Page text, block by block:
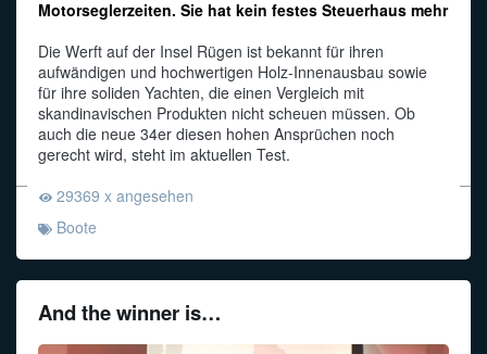
Motorseglerzeiten. Sie hat kein festes Steuerhaus mehr
Die Werft auf der Insel Rügen ist bekannt für ihren
aufwändigen und hochwertigen Holz-Innenausbau sowie
für ihre soliden Yachten, die einen Vergleich mit
skandinavischen Produkten nicht scheuen müssen. Ob
auch die neue 34er diesen hohen Ansprüchen noch
gerecht wird, steht im aktuellen Test.
29369 x angesehen
Boote
And the winner is…